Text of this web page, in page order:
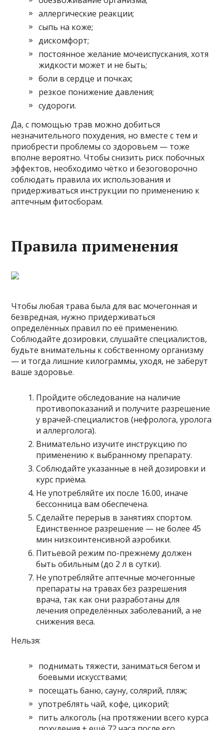
аллергические реакции;
сыпь на коже;
дискомфорт;
постоянное желание мочеиспускания, хотя
жидкости может и не быть;
боли в сердце и почках;
резкое понижение давления;
судороги.
Да, с помощью трав можно добиться
незначительного похудения, но вместе с тем и
приобрести проблемы со здоровьем — тоже
вполне вероятно. Чтобы снизить риск побочных
эффектов, необходимо чётко и безоговорочно
соблюдать правила их использования и
придерживаться инструкции по применению к
аптечным фитосборам.
Правила применения
Чтобы любая трава была для вас мочегонная и
безвредная, нужно придерживаться
определённых правил по её применению.
Соблюдайте дозировки, слушайте специалистов,
будьте внимательны к собственному организму
— и тогда лишние килограммы, уходя, не заберут
ваше здоровье.
Пройдите обследование на наличие
противопоказаний и получите разрешение
у врачей-специалистов (нефролога, уролога
и аллерголога).
Внимательно изучите инструкцию по
применению к выбранному препарату.
Соблюдайте указанные в ней дозировки и
курс приёма.
Не употребляйте их после 16.00, иначе
бессонница вам обеспечена.
Сделайте перерыв в занятиях спортом.
Единственное разрешение — не более 45
мин низкоинтенсивной аэробики.
Питьевой режим по-прежнему должен
быть обильным (до 2 л в сутки).
Не употребляйте аптечные мочегонные
препараты на травах без разрешения
врача, так как они разработаны для
лечения определённых заболеваний, а не
снижения веса.
Нельзя:
поднимать тяжести, заниматься бегом и
боевыми искусствами;
посещать баню, сауну, солярий, пляж;
употреблять чай, кофе, цикорий;
пить алкоголь (на протяжении всего курса